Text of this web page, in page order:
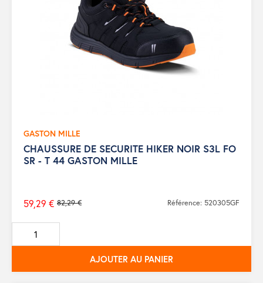
GASTON MILLE
CHAUSSURE DE SECURITE HIKER NOIR S3L FO
SR - T 44 GASTON MILLE
Prix
de
base
82,29 €
59,29 € Référence: 520305GF
AJOUTER AU PANIER